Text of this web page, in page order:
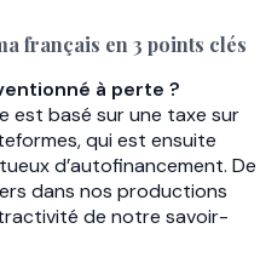
français en 3 points clés
à perte ?
est basé sur une taxe sur
qui est ensuite
d’autofinancement. De
dans nos productions
de notre savoir-